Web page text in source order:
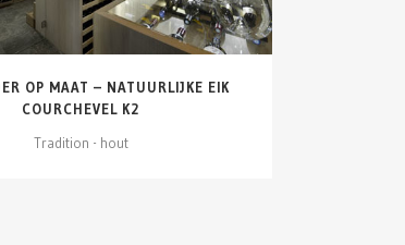
OP MAAT – NATUURLIJKE EIK
COURCHEVEL K2
Tradition - hout